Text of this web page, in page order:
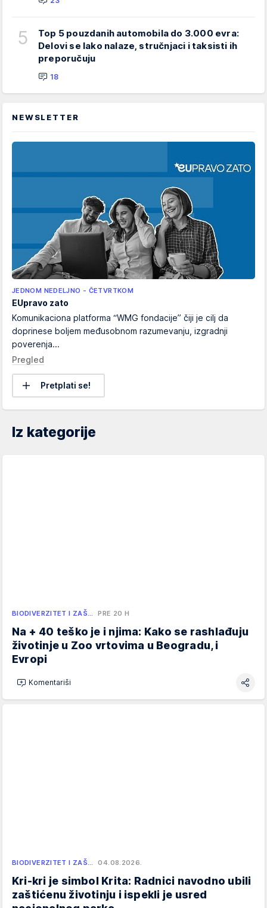
5
Top 5 pouzdanih automobila do 3.000 evra:
Delovi se lako nalaze, stručnjaci i taksisti ih
preporučuju
18
NEWSLETTER
JEDNOM NEDELJNO - ČETVRTKOM
EUpravo zato
Komunikaciona platforma “WMG fondacije” čiji je cilj da
doprinese boljem međusobnom razumevanju, izgradnji
poverenja...
Pregled
Pretplati se!
Iz kategorije
BIODIVERZITET I ZAŠ… PRE 20 H
Na + 40 teško je i njima: Kako se rashlađuju
životinje u Zoo vrtovima u Beogradu, i
Evropi
Komentariši
BIODIVERZITET I ZAŠ… 04.08.2026.
Kri-kri je simbol Krita: Radnici navodno ubili
zaštićenu životinju i ispekli je usred